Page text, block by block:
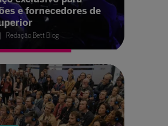
e fornecedores de
Redação Bett Blog